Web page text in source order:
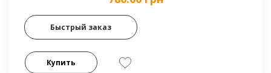
Быстрый заказ
Купить